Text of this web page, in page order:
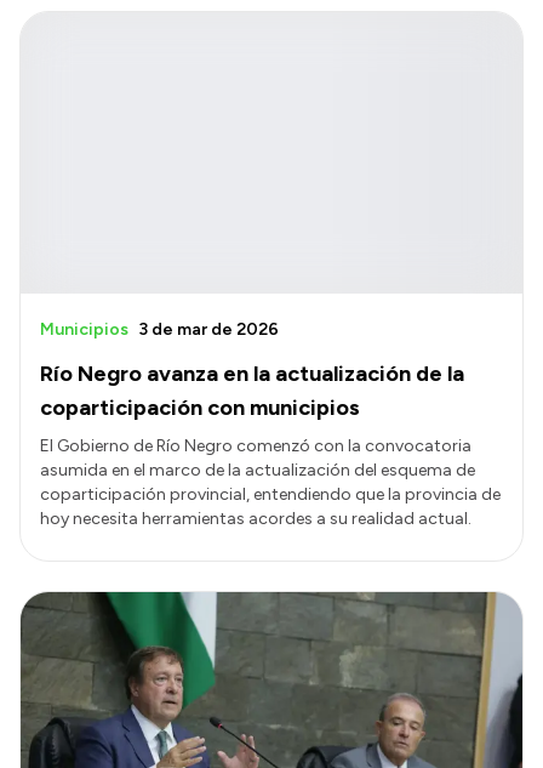
Río Negro avanza en la actualización de la
coparticipación con municipios
Municipios 3 de mar de 2026
El Gobierno de Río Negro comenzó con la convocatoria
asumida en el marco de la actualización del esquema de
coparticipación provincial, entendiendo que la provincia de
hoy necesita herramientas acordes a su realidad actual.